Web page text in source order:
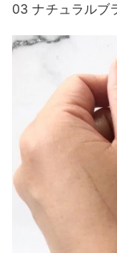
03 ナチュラルブ